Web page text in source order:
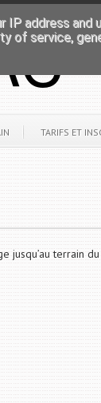
TARIFS ET
jusqu’au terrain
IP address and
of service,